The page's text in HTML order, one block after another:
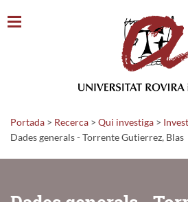
Portada > Recerca > Qui investiga >
Dades generals - Torrente Gutierrez, Blas